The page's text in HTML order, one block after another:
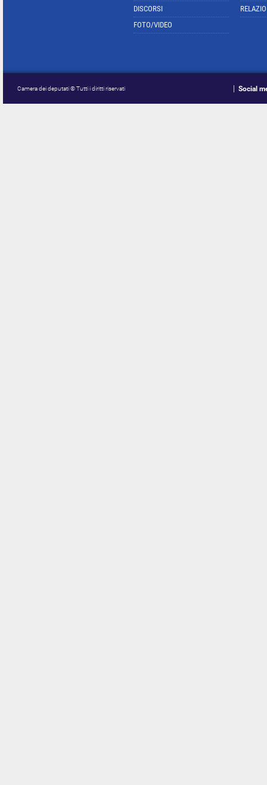
DISCORSI
FOTO/VIDEO
Camera dei deputati © Tutti i diritti riservati Social